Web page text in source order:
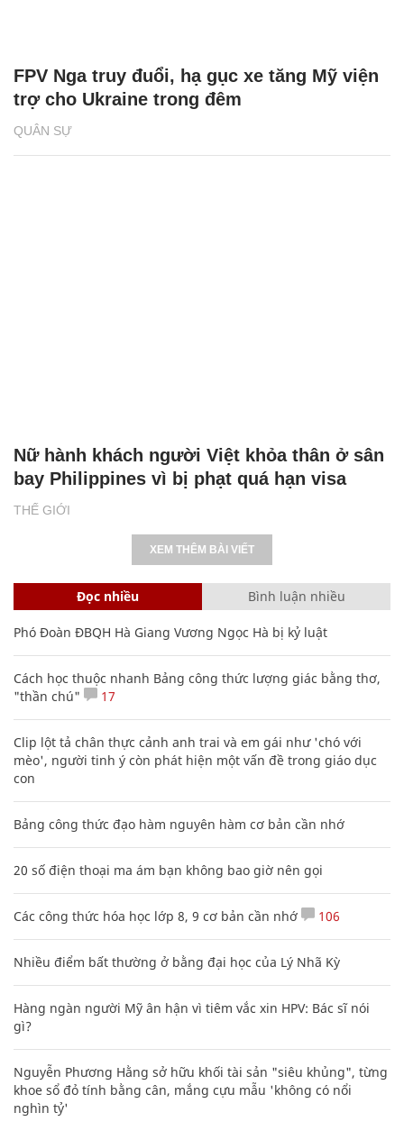
QUÂN SỰ
FPV Nga truy đuổi, hạ gục xe tăng Mỹ viện
trợ cho Ukraine trong đêm
THẾ GIỚI
Nữ hành khách người Việt khỏa thân ở sân
bay Philippines vì bị phạt quá hạn visa
XEM THÊM BÀI VIẾT
Đọc nhiều Bình luận nhiều
Phó Đoàn ĐBQH Hà Giang Vương Ngọc Hà bị kỷ luật
Cách học thuộc nhanh Bảng công thức lượng giác bằng thơ,
"thần chú"
17
Clip lột tả chân thực cảnh anh trai và em gái như 'chó với
mèo', người tinh ý còn phát hiện một vấn đề trong giáo dục
con
Bảng công thức đạo hàm nguyên hàm cơ bản cần nhớ
20 số điện thoại ma ám bạn không bao giờ nên gọi
Các công thức hóa học lớp 8, 9 cơ bản cần nhớ 106
Nhiều điểm bất thường ở bằng đại học của Lý Nhã Kỳ
Hàng ngàn người Mỹ ân hận vì tiêm vắc xin HPV: Bác sĩ nói
gì?
Nguyễn Phương Hằng sở hữu khối tài sản "siêu khủng", từng
khoe sổ đỏ tính bằng cân, mắng cựu mẫu 'không có nổi
nghìn tỷ'